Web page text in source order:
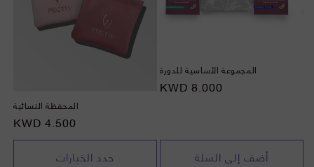
المجموعة الأساسية للدورة
السعر
8.000 KWD
أضف إلى السلة
المحفظة النسائية
السعر
4.500 KWD
حدد الخيارات